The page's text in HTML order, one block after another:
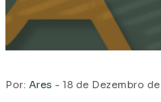
Por: Ares - 18 de Dezembro